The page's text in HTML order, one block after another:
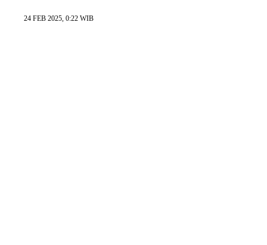
24 FEB 2025, 0:22 WIB